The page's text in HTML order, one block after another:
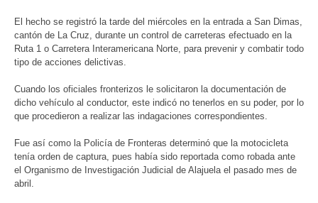
El hecho se registró la tarde del miércoles en la entrada a San Dimas,
cantón de La Cruz, durante un control de carreteras efectuado en la
Ruta 1 o Carretera Interamericana Norte, para prevenir y combatir todo
tipo de acciones delictivas.
Cuando los oficiales fronterizos le solicitaron la documentación de
dicho vehículo al conductor, este indicó no tenerlos en su poder, por lo
que procedieron a realizar las indagaciones correspondientes.
Fue así como la Policía de Fronteras determinó que la motocicleta
tenía orden de captura, pues había sido reportada como robada ante
el Organismo de Investigación Judicial de Alajuela el pasado mes de
abril.